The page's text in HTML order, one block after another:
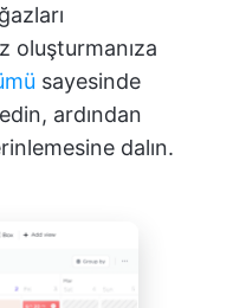
oluşturmanıza
sayesinde
ardından
dalın.